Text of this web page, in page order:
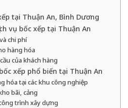
tại Thuận An, Bình Dương
vụ bốc xếp tại Thuận An
chi phí
hàng hóa
của khách hàng
xếp phổ biến tại Thuận An
hóa tại các khu công nghiệp
bãi, cảng
trình xây dựng